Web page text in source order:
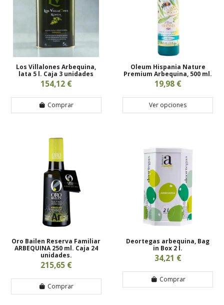
Los Villalones Arbequina,
lata 5 l. Caja 3 unidades
154,12 €
Comprar
Oleum Hispania Nature
Premium Arbequina, 500 ml.
19,98 €
Ver opciones
Oro Bailen Reserva Familiar
ARBEQUINA 250 ml. Caja 24
unidades.
215,65 €
Comprar
Deortegas arbequina, Bag
in Box 2 l.
34,21 €
Comprar